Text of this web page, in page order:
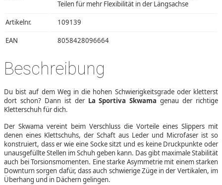
Teilen für mehr Flexibilität in der Längsachse
Artikelnr. 109139
EAN 8058428096664
Beschreibung
Du bist auf dem Weg in die hohen Schwierigkeitsgrade oder kletterst
dort schon? Dann ist der La Sportiva Skwama genau der richtige
Kletterschuh für dich.
Der Skwama vereint beim Verschluss die Vorteile eines Slippers mit
denen eines Klettschuhs, der Schaft aus Leder und Microfaser ist so
konstruiert, dass er wie eine Socke sitzt und es keine Druckpunkte oder
unausgefüllte Stellen im Schuh geben kann. Das gibt maximale Stabilität
auch bei Torsionsmomenten. Eine starke Asymmetrie mit einem starken
Downturn sorgen dafür, dass auch schwierige Züge in der Vertikalen, im
Überhang und in Dächern gelingen.